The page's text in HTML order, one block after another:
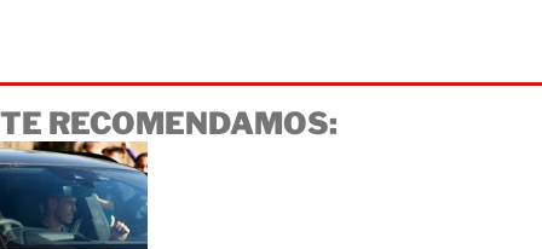
TE RECOMENDAMOS: